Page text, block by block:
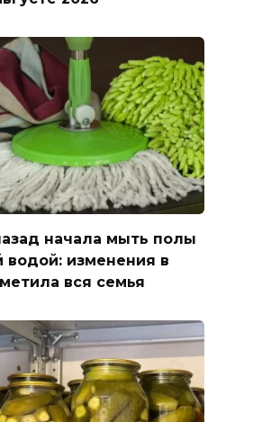
начала мыть полы
водой: изменения в
вся семья